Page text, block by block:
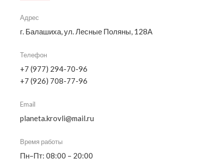
Адрес
г. Балашиха, ул. Лесные Поляны, 128А
Телефон
+7 (977) 294-70-96
+7 (926) 708-77-96
Email
planeta.krovli@mail.ru
Время работы
Пн–Пт: 08:00 – 20:00